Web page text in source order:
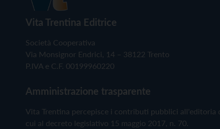
Vita Trentina Editrice
Società Cooperativa
Via Monsignor Endrici, 14 – 38122 Trento
P.IVA e C.F. 00199960220
Amministrazione trasparente
Vita Trentina percepisce i contributi pubblici all'editoria
cui al decreto legislativo 15 maggio 2017, n. 70.